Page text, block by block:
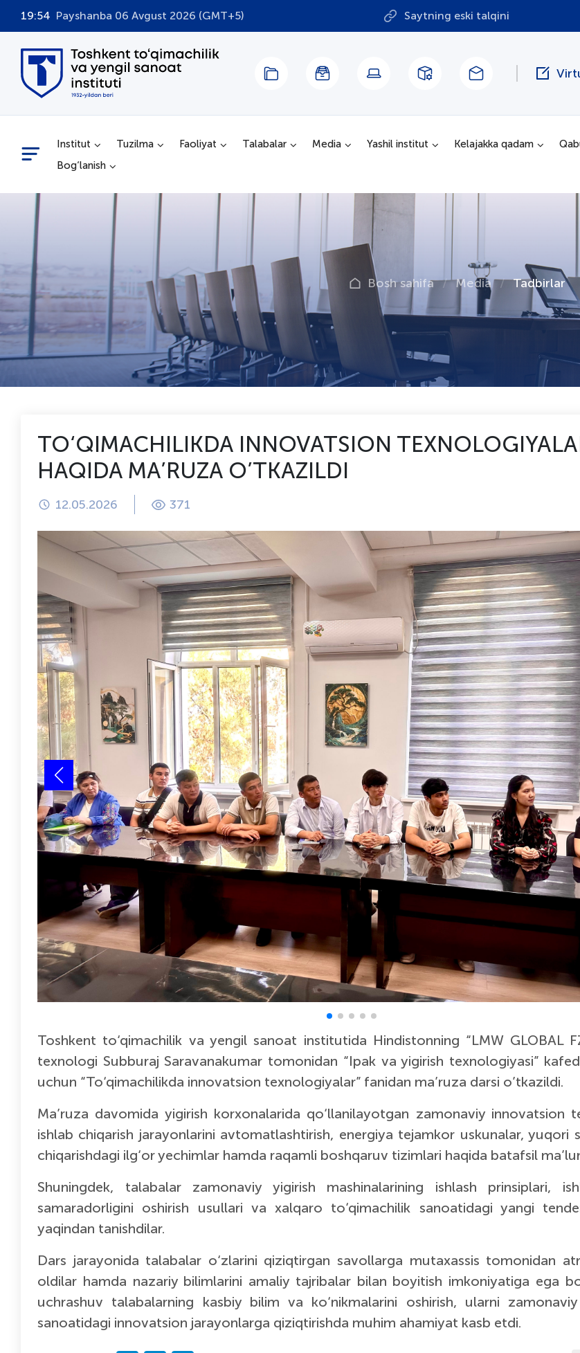
19:54 Payshanba 06 Avgust 2026 (GMT+5) Saytning eski talqini
Institut Tuzilma Faoliyat Talabalar Media Yashil institut Kelajakka qadam
Bog‘lanish
Bosh sahifa Media Tadbirlar
TO‘QIMACHILIKDA INNOVATSION
HAQIDA MA’RUZA O’TKAZILDI
12.05.2026 371
Toshkent to‘qimachilik va yengil sanoat institutida Hindistonning “LMW GLOBAL
texnologi Subburaj Saravanakumar tomonidan “Ipak va yigirish texnologiyasi”
uchun “To‘qimachilikda innovatsion texnologiyalar” fanidan ma’ruza darsi o’tkazildi.
Ma’ruza davomida yigirish korxonalarida qo‘llanilayotgan zamonaviy innovatsion
ishlab chiqarish jarayonlarini avtomatlashtirish, energiya tejamkor uskunalar, yuqori
chiqarishdagi ilg‘or yechimlar hamda raqamli boshqaruv tizimlari haqida batafsil
Shuningdek, talabalar zamonaviy yigirish mashinalarining ishlash prinsiplari,
samaradorligini oshirish usullari va xalqaro to‘qimachilik sanoatidagi yangi
yaqindan tanishdilar.
Dars jarayonida talabalar o‘zlarini qiziqtirgan savollarga mutaxassis tomonidan
oldilar hamda nazariy bilimlarini amaliy tajribalar bilan boyitish imkoniyatiga ega
uchrashuv talabalarning kasbiy bilim va ko‘nikmalarini oshirish, ularni zamonaviy
sanoatidagi innovatsion jarayonlarga qiziqtirishda muhim ahamiyat kasb etdi.